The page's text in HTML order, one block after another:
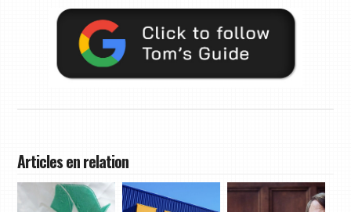
Articles en relation